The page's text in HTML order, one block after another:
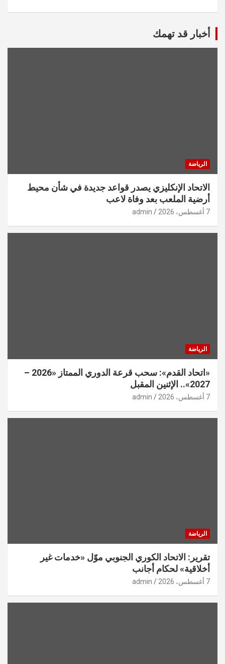
أخبار قد تهمك
الرياضة
الاتحاد الإنكليزي يصدر قواعد جديدة في شأن محيط
أرضية الملعب بعد وفاة لاعب
7 أغسطس، 2026 admin
الرياضة
«اتحاد القدم»: سحب قرعة الدوري الممتاز «2026 –
2027».. الإثنين المقبل
7 أغسطس، 2026 admin
الرياضة
تقرير: الاتحاد الكوري الجنوبي موّل «خدمات غير
أخلاقية» لحكام أجانب
7 أغسطس، 2026 admin